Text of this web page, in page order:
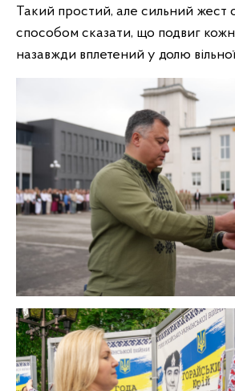
Такий простий, але сильний жест
способом сказати, що подвиг
назавжди вплетений у долю